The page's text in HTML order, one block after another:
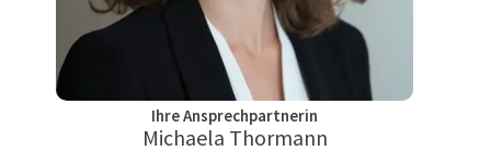
Ihre Ansprechpartnerin
Michaela Thormann